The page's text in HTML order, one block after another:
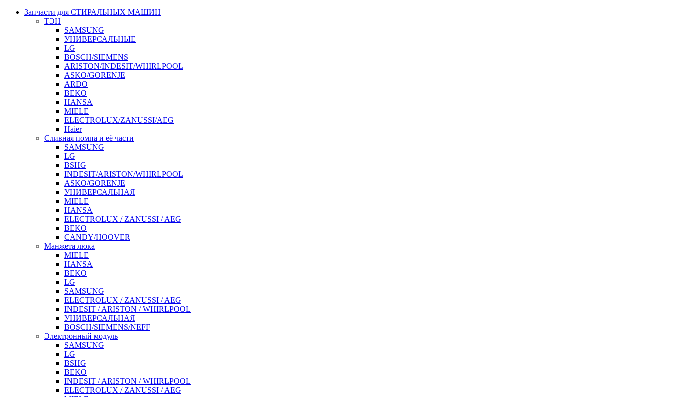
Запчасти для СТИРАЛЬНЫХ МАШИН
ТЭН
SAMSUNG
УНИВЕРСАЛЬНЫЕ
LG
BOSCH/SIEMENS
ARISTON/INDESIT/WHIRLPOOL
ASKO/GORENJE
ARDO
BEKO
HANSA
MIELE
ELECTROLUX/ZANUSSI/AEG
Haier
Сливная помпа и её части
SAMSUNG
LG
BSHG
INDESIT/ARISTON/WHIRLPOOL
ASKO/GORENJE
УНИВЕРСАЛЬНАЯ
MIELE
HANSA
ELECTROLUX / ZANUSSI / AEG
BEKO
CANDY/HOOVER
Манжета люка
MIELE
HANSA
BEKO
LG
SAMSUNG
ELECTROLUX / ZANUSSI / AEG
INDESIT / ARISTON / WHIRLPOOL
УНИВЕРСАЛЬНАЯ
BOSCH/SIEMENS/NEFF
Электронный модуль
SAMSUNG
LG
BSHG
BEKO
INDESIT / ARISTON / WHIRLPOOL
ELECTROLUX / ZANUSSI / AEG